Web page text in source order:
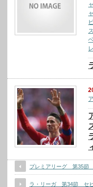
ャ
ャ
プレミアリーグ 第35節
ラ・リーガ 第34節 セビ